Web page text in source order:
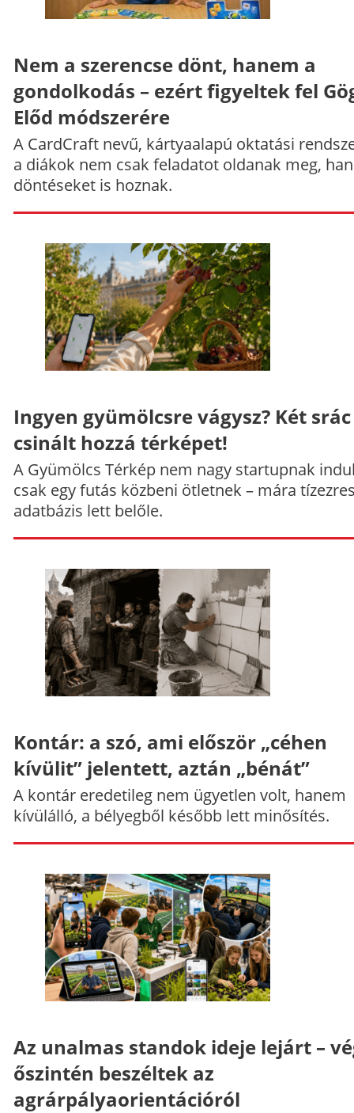
Nem a szerencse dönt, hanem a
gondolkodás – ezért figyeltek fel
Előd módszerére
A CardCraft nevű, kártyaalapú oktatási
a diákok nem csak feladatot oldanak meg,
döntéseket is hoznak.
Ingyen gyümölcsre vágysz? Két srác
csinált hozzá térképet!
A Gyümölcs Térkép nem nagy startupnak
csak egy futás közbeni ötletnek – mára
adatbázis lett belőle.
Kontár: a szó, ami először „céhen
kívülit” jelentett, aztán „bénát”
A kontár eredetileg nem ügyetlen volt, hanem
kívülálló, a bélyegből később lett minősítés.
Az unalmas standok ideje lejárt –
őszintén beszéltek az
agrárpályaorientációról